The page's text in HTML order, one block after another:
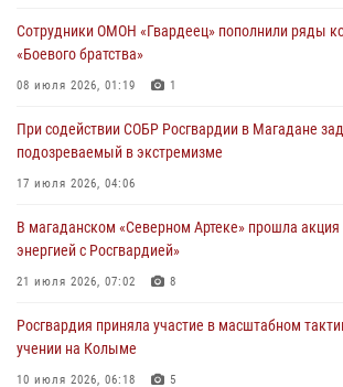
Начальник Главного штаба – первый заместитель
Росгвардии Герой России генерал-полковник
15 июля 2026, 06:21
Кинологический тандем из Магадана завоевал
15 июля 2026, 04:34
Сотрудники ОМОН «Гвардеец» пополнили ряды
«Боевого братства»
08 июля 2026, 01:19 1
При содействии СОБР Росгвардии в Магадане
подозреваемый в экстремизме
17 июля 2026, 04:06
В магаданском «Северном Артеке» прошла акция
энергией с Росгвардией»
21 июля 2026, 07:02 8
Росгвардия приняла участие в масштабном
учении на Колыме
10 июля 2026, 06:18 5